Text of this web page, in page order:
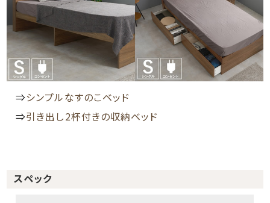
⇒シンプルなすのこベッド
⇒引き出し2杯付きの収納ベッド
スペック